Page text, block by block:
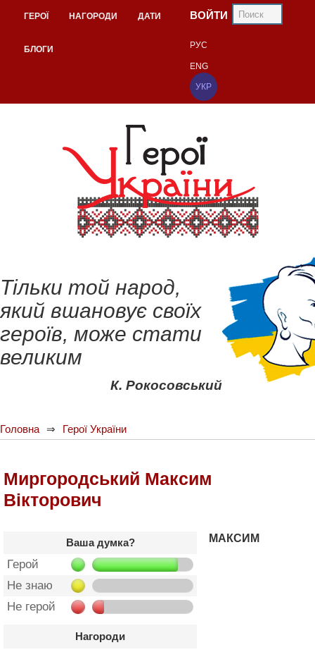
ГЕРОЇ НАГОРОДИ ДАТИ
БЛОГИ
ВОЙТИ
РУС
ENG
УКР
Тільки той народ,
який вшановує своїх
героїв, може стати
великим
К. Рокосовський
Головна Герої України
Миргородський Максим
Вікторович
Ваша думка?
Герой
Не знаю
Не герой
Нагороди
МАКСИМ